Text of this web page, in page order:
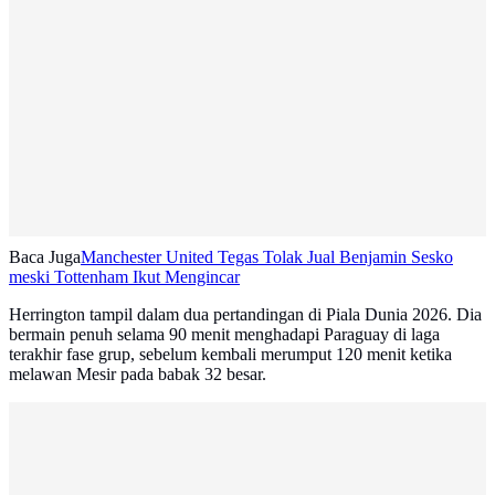
Baca JugaManchester United Tegas Tolak Jual Benjamin Sesko
meski Tottenham Ikut Mengincar
Herrington tampil dalam dua pertandingan di Piala Dunia 2026. Dia
bermain penuh selama 90 menit menghadapi Paraguay di laga
terakhir fase grup, sebelum kembali merumput 120 menit ketika
melawan Mesir pada babak 32 besar.